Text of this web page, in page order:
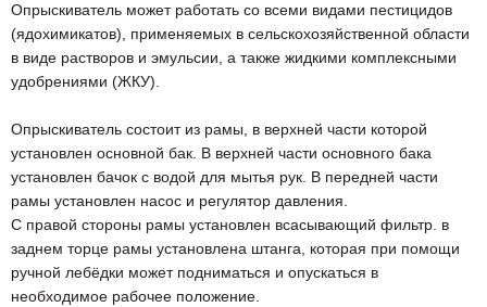
Опрыскиватель может работать со всеми видами пестицидов
(ядохимикатов), применяемых в сельскохозяйственной области
в виде растворов и эмульсии, а также жидкими комплексными
удобрениями (ЖКУ).
Опрыскиватель состоит из рамы, в верхней части которой
установлен основной бак. В верхней части основного бака
установлен бачок с водой для мытья рук. В передней части
рамы установлен насос и регулятор давления.
С правой стороны рамы установлен всасывающий фильтр. в
заднем торце рамы установлена штанга, которая при помощи
ручной лебёдки может подниматься и опускаться в
необходимое рабочее положение.